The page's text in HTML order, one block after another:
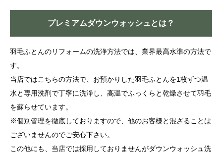
プレミアムダウンウォッシュとは？
羽毛ふとんのリフォームの洗浄方法では、業界最高水準の方法で
す。
当店ではこちらの方法で、お預かりした羽毛ふとんを1枚ずつ温
水と専用洗剤で丁寧に洗浄し、高温でふっくらと乾燥させて羽毛
を蘇らせています。
※個別管理を徹底しておりますので、他のお客様と混ざることは
ございませんのでご安心下さい。
この他にも、当店では採用しておりませんがダウンウォッシュ洗